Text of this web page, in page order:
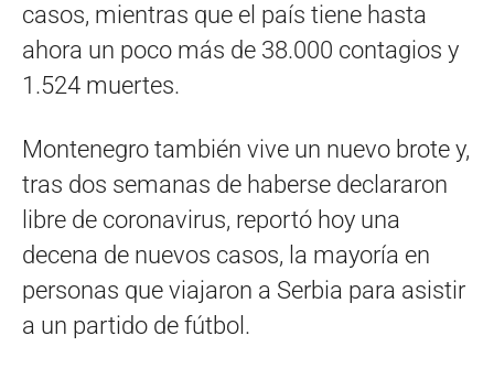
casos, mientras que el país tiene hasta
ahora un poco más de 38.000 contagios y
1.524 muertes.
Montenegro también vive un nuevo brote y,
tras dos semanas de haberse declararon
libre de coronavirus, reportó hoy una
decena de nuevos casos, la mayoría en
personas que viajaron a Serbia para asistir
a un partido de fútbol.